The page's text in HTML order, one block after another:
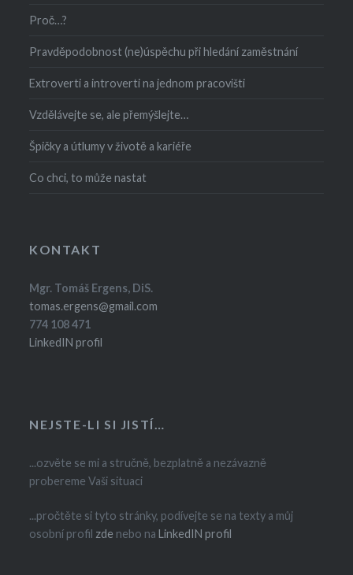
Proč…?
Pravděpodobnost (ne)úspěchu při hledání zaměstnání
Extroverti a introverti na jednom pracovišti
Vzdělávejte se, ale přemýšlejte…
Špičky a útlumy v životě a kariéře
Co chci, to může nastat
KONTAKT
Mgr. Tomáš Ergens, DiS.
tomas.ergens@gmail.com
774 108 471
LinkedIN profil
NEJSTE-LI SI JISTÍ…
...ozvěte se mi a stručně, bezplatně a nezávazně
probereme Vaši situaci
...pročtěte si tyto stránky, podívejte se na texty a můj
osobní profil zde nebo naLinkedIN profil